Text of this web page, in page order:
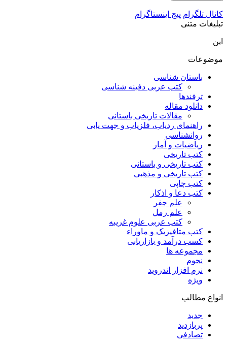
کانال تلگرام پیج اینستاگرام
تبلیغات متنی
این
موضوعات
باستان شناسی
کتب عربی دفینه شناسی
ترفندها
دانلود مقاله
مقالات تاریخی باستانی
راهنمای ردیاب، فلزیاب و جهت یابی
روانشناسی
ریاضیات و آمار
کتب تاریخی
کتب تاریخی و باستانی
کتب تاریخی و مذهبی
کتب چاپی
کتب دعا و اذکار
علم جفر
علم رمل
کتب عربی علوم غریبه
کتب متافیزیک و ماوراء
کسب درآمد و بازاریابی
مجموعه ها
نجوم
نرم افزار اندروید
ویژه
انواع مطالب
جدید
پربازدید
تصادفی